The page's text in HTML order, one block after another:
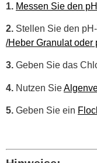
1. Messen Sie den
2. Stellen Sie den
/Heber Granulat oder
3. Geben Sie das
4. Nutzen Sie
5. Geben Sie ein